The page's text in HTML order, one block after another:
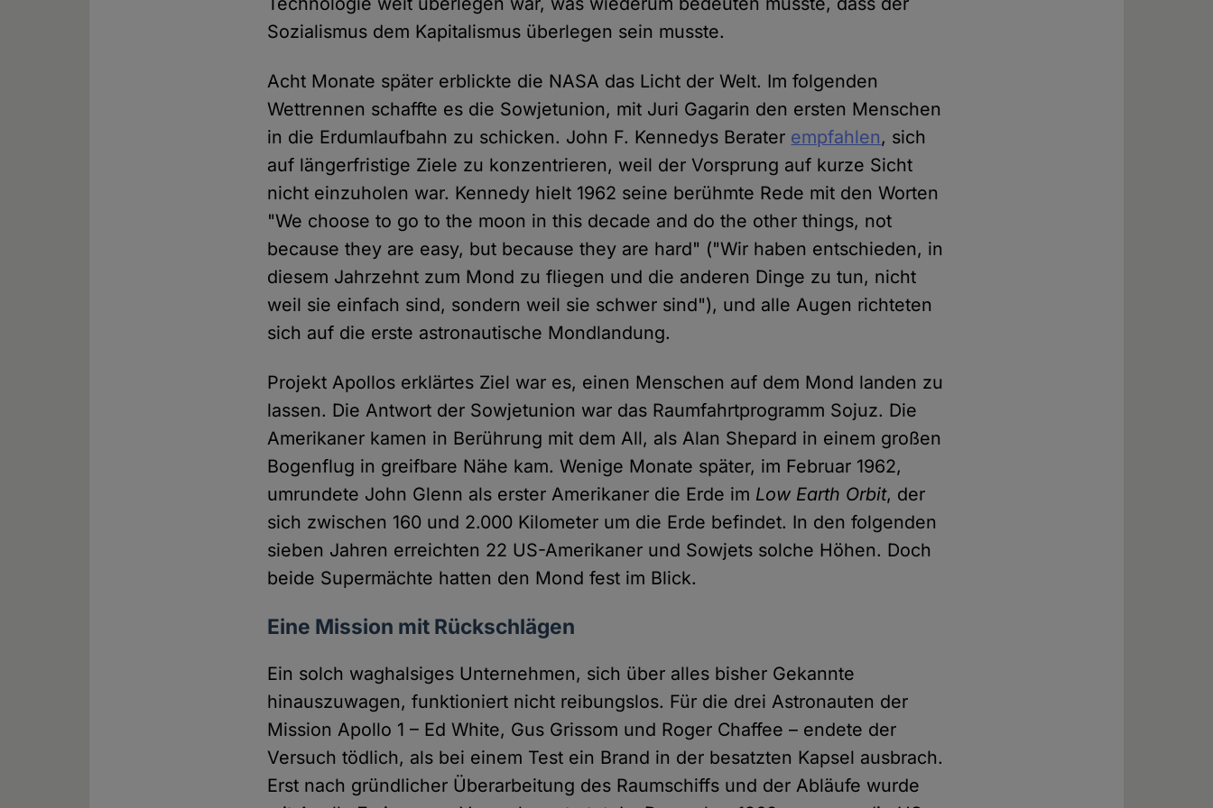
Sozialismus dem Kapitalismus überlegen sein musste.
Acht Monate später erblickte die NASA das Licht der Welt. Im folgenden
Wettrennen schaffte es die Sowjetunion, mit Juri Gagarin den ersten Menschen
in die Erdumlaufbahn zu schicken. John F. Kennedys Berater empfahlen, sich
auf längerfristige Ziele zu konzentrieren, weil der Vorsprung auf kurze Sicht
nicht einzuholen war. Kennedy hielt 1962 seine berühmte Rede mit den Worten
"We choose to go to the moon in this decade and do the other things, not
because they are easy, but because they are hard" ("Wir haben entschieden, in
diesem Jahrzehnt zum Mond zu fliegen und die anderen Dinge zu tun, nicht
weil sie einfach sind, sondern weil sie schwer sind"), und alle Augen richteten
sich auf die erste astronautische Mondlandung.
Projekt Apollos erklärtes Ziel war es, einen Menschen auf dem Mond landen zu
lassen. Die Antwort der Sowjetunion war das Raumfahrtprogramm Sojuz. Die
Amerikaner kamen in Berührung mit dem All, als Alan Shepard in einem großen
Bogenflug in greifbare Nähe kam. Wenige Monate später, im Februar 1962,
umrundete John Glenn als erster Amerikaner die Erde im Low Earth Orbit, der
sich zwischen 160 und 2.000 Kilometer um die Erde befindet. In den folgenden
sieben Jahren erreichten 22 US-Amerikaner und Sowjets solche Höhen. Doch
beide Supermächte hatten den Mond fest im Blick.
Eine Mission mit Rückschlägen
Ein solch waghalsiges Unternehmen, sich über alles bisher Gekannte
hinauszuwagen, funktioniert nicht reibungslos. Für die drei Astronauten der
Mission Apollo 1 – Ed White, Gus Grissom und Roger Chaffee – endete der
Versuch tödlich, als bei einem Test ein Brand in der besatzten Kapsel ausbrach.
Erst nach gründlicher Überarbeitung des Raumschiffs und der Abläufe wurde